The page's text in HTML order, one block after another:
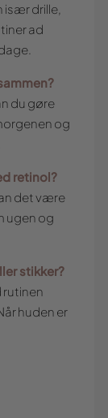
især drille,
ad
du gøre
og
retinol?
det være
ugen og
stikker?
rutinen
huden er